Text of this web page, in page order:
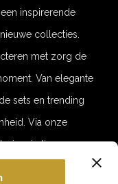
inspirerende
collecties.
met zorg de
Van elegante
sets en trending
Via onze
inspiratie en